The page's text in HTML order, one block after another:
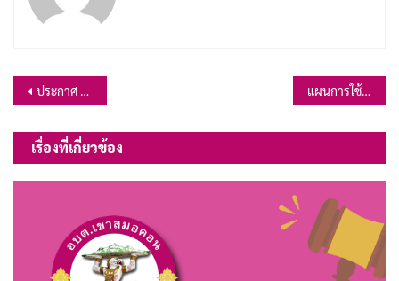
แนะแนว
เรื่อง
ประกาศ องค์การบริหารส่วนตำบลเขาสมอคอน เรื่อง นโยบายการบริหารทรัพยากรบุคคล ประจำปีงบประมาณ พ.ศ.2566 แผนการใช้จ่ายเงินรวม ประจำปีงบประมาณ พ.ศ.2566 ไตรมาสที่ 1 (ตุลาคม – ธันวาคม 2565)
เรื่องที่เกี่ยวข้อง